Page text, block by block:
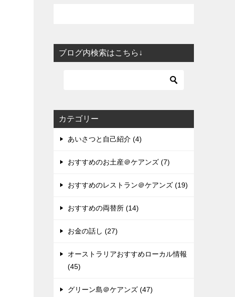
ブログ内検索はこちら↓
カテゴリー
あいさつと自己紹介 (4)
おすすめのお土産＠ケアンズ (7)
おすすめのレストラン＠ケアンズ (19)
おすすめの両替所 (14)
お金の話し (27)
オーストラリアおすすめローカル情報
(45)
グリーン島＠ケアンズ (47)